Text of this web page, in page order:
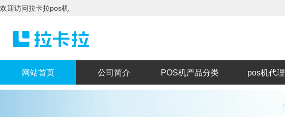
欢迎访问拉卡拉pos机
网站首页 公司简介 POS机产品分类 pos机代理